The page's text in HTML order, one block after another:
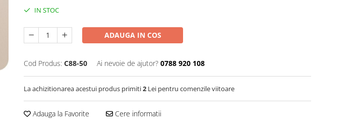
IN STOC
ADAUGA IN COS
Cod Produs: C88-50 Ai nevoie de ajutor? 0788 920 108
La achizitionarea acestui produs primiti2 Lei pentru comenzile viitoare
Adauga la Favorite Cere informatii